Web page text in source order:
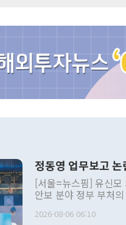
정동영 업무보고 논
[서울=뉴스핌] 유신모
안보 분야 정부 부처
발언 중에는 정부 내
2026-08-06 06:10